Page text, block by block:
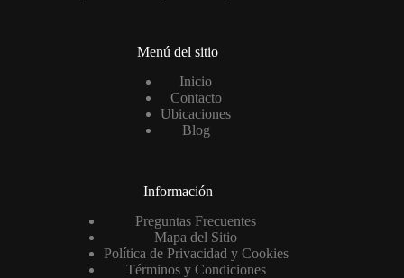
Menú del sitio
Inicio
Contacto
Ubicaciones
Blog
Información
Preguntas Frecuentes
Mapa del Sitio
Política de Privacidad y Cookies
Términos y Condiciones